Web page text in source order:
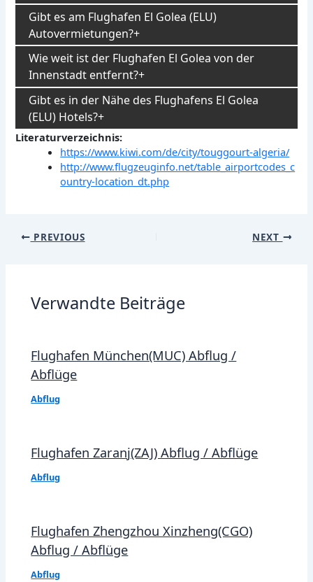
Gibt es am Flughafen El Golea (ELU)
Autovermietungen?
Wie weit ist der Flughafen El Golea von der
Innenstadt entfernt?
Gibt es in der Nähe des Flughafens El Golea
(ELU) Hotels?
Literaturverzeichnis:
https://www.kiwi.com/de/city/touggourt-algeria/
http://www.flugzeuginfo.net/table_airportcodes_c
ountry-location_dt.php
Post
PREVIOUS NEXT
Verwandte Beiträge
Flughafen München(MUC) Abflug /
Abflüge
Abflug
Flughafen Zaranj(ZAJ) Abflug / Abflüge
Abflug
Flughafen Zhengzhou Xinzheng(CGO)
Abflug / Abflüge
Abflug